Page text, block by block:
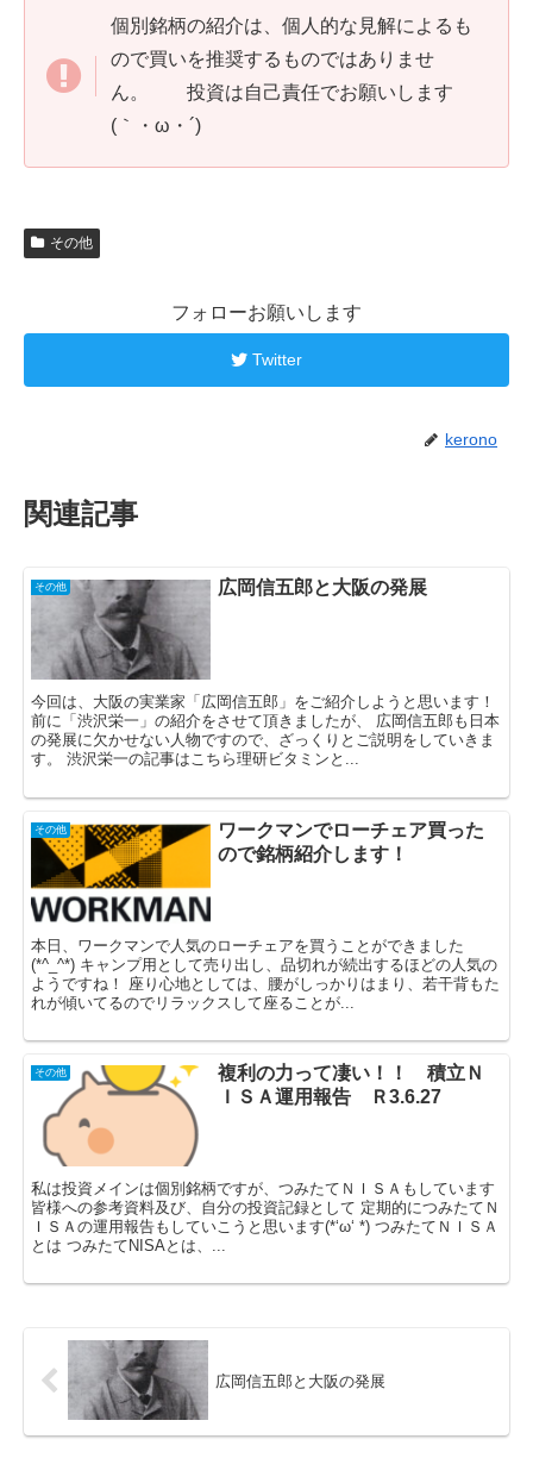
個別銘柄の紹介は、個人的な見解によるも
ので買いを推奨するものではありませ
ん。 投資は自己責任でお願いします
(｀・ω・´)
その他
フォローお願いします
Twitter
kerono
関連記事
その他 広岡信五郎と大阪の発展
今回は、大阪の実業家「広岡信五郎」をご紹介しようと思います！
前に「渋沢栄一」の紹介をさせて頂きましたが、 広岡信五郎も日本
の発展に欠かせない人物ですので、ざっくりとご説明をしていきま
す。 渋沢栄一の記事はこちら理研ビタミンと...
その他
ワークマンでローチェア買った
ので銘柄紹介します！
本日、ワークマンで人気のローチェアを買うことができました
(*^_^*) キャンプ用として売り出し、品切れが続出するほどの人気の
ようですね！ 座り心地としては、腰がしっかりはまり、若干背もた
れが傾いてるのでリラックスして座ることが...
その他
複利の力って凄い！！ 積立Ｎ
ＩＳＡ運用報告 Ｒ3.6.27
私は投資メインは個別銘柄ですが、つみたてＮＩＳＡもしています
皆様への参考資料及び、自分の投資記録として 定期的につみたてＮ
ＩＳＡの運用報告もしていこうと思います(*‘ω‘ *) つみたてＮＩＳＡ
とは つみたてNISAとは、...
広岡信五郎と大阪の発展